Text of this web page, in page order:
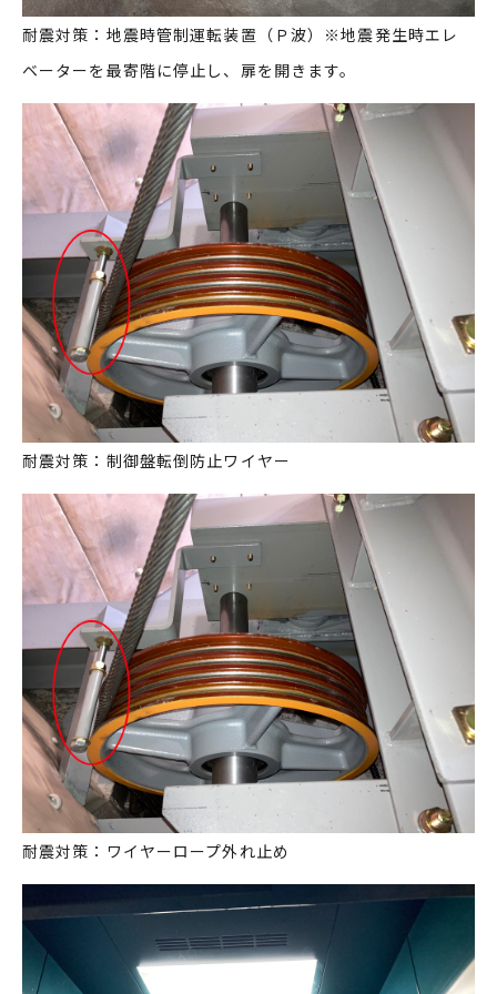
耐震対策：地震時管制運転装置（Ｐ波）※地震発生時エレ
ベーターを最寄階に停止し、扉を開きます。
耐震対策：制御盤転倒防止ワイヤー
耐震対策：ワイヤーロープ外れ止め